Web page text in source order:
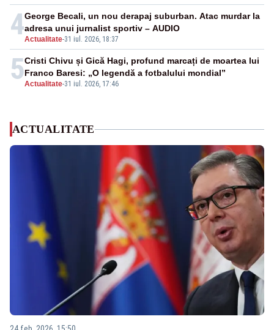
4Actualitate-31 iul. 2026, 18:37
George Becali, un nou derapaj suburban. Atac murdar la
adresa unui jurnalist sportiv – AUDIO
5Actualitate-31 iul. 2026, 17:46
Cristi Chivu și Gică Hagi, profund marcați de moartea lui
Franco Baresi: „O legendă a fotbalului mondial”
ACTUALITATE